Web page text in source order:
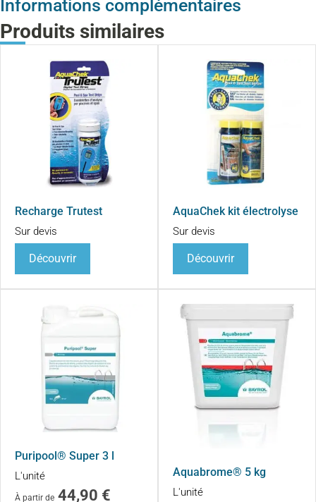
Informations complémentaires
Produits similaires
Recharge Trutest
Sur devis
Découvrir
AquaChek kit électrolyse
Sur devis
Découvrir
Puripool® Super 3 l
L'unité
À partir de 44,90 €
Aquabrome® 5 kg
L'unité